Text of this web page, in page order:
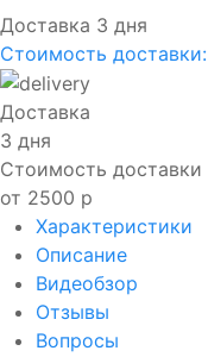
Доставка 3 дня
Стоимость доставки:
Доставка
3 дня
Стоимость доставки
от 2500 р
Характеристики
Описание
Видеобзор
Отзывы
Вопросы